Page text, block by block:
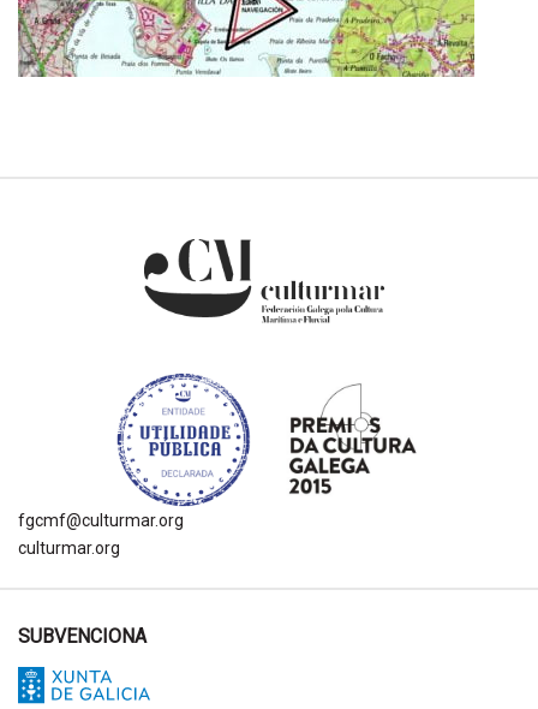
fgcmf@culturmar.org
culturmar.org
SUBVENCIONA